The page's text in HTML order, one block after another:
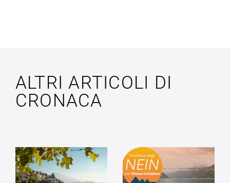
ALTRI ARTICOLI DI
CRONACA